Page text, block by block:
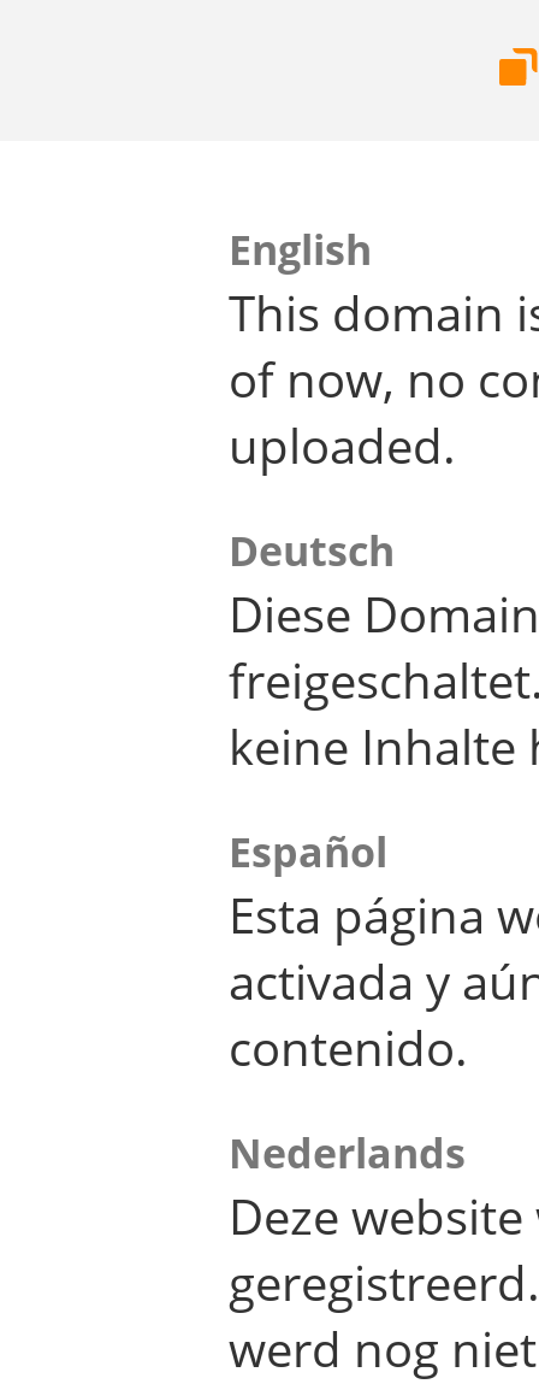
English
This domain
of now, no
uploaded.
Deutsch
Diese
keine Inhalte
Español
Esta página
activada y
contenido.
Nederlands
Deze
werd nog